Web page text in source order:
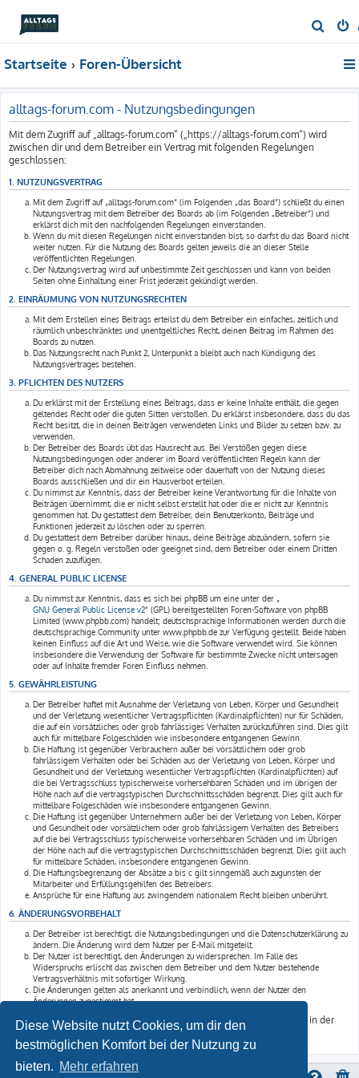
Diese Website nutzt Cookies, um dir den
bestmöglichen Komfort bei der Nutzung zu
bieten. Mehr erfahren
u
Startseite Foren-Übersicht
alltags-forum.com - Nutzungsbedingungen
Mit dem Zugriff auf „alltags-forum.com“ („https://alltags-forum.com“) wird
zwischen dir und dem Betreiber ein Vertrag mit folgenden Regelungen
geschlossen:
1. NUTZUNGSVERTRAG
Mit dem Zugriff auf „alltags-forum.com“ (im Folgenden „das Board“) schließt du einen
Nutzungsvertrag mit dem Betreiber des Boards ab (im Folgenden „Betreiber“) und
erklärst dich mit den nachfolgenden Regelungen einverstanden.
Wenn du mit diesen Regelungen nicht einverstanden bist, so darfst du das Board nicht
weiter nutzen. Für die Nutzung des Boards gelten jeweils die an dieser Stelle
veröffentlichten Regelungen.
Der Nutzungsvertrag wird auf unbestimmte Zeit geschlossen und kann von beiden
Seiten ohne Einhaltung einer Frist jederzeit gekündigt werden.
2. EINRÄUMUNG VON NUTZUNGSRECHTEN
Mit dem Erstellen eines Beitrags erteilst du dem Betreiber ein einfaches, zeitlich und
räumlich unbeschränktes und unentgeltliches Recht, deinen Beitrag im Rahmen des
Boards zu nutzen.
Das Nutzungsrecht nach Punkt 2, Unterpunkt a bleibt auch nach Kündigung des
Nutzungsvertrages bestehen.
3. PFLICHTEN DES NUTZERS
Du erklärst mit der Erstellung eines Beitrags, dass er keine Inhalte enthält, die gegen
geltendes Recht oder die guten Sitten verstoßen. Du erklärst insbesondere, dass du das
Recht besitzt, die in deinen Beiträgen verwendeten Links und Bilder zu setzen bzw. zu
verwenden.
Der Betreiber des Boards übt das Hausrecht aus. Bei Verstößen gegen diese
Nutzungsbedingungen oder anderer im Board veröffentlichten Regeln kann der
Betreiber dich nach Abmahnung zeitweise oder dauerhaft von der Nutzung dieses
Boards ausschließen und dir ein Hausverbot erteilen.
Du nimmst zur Kenntnis, dass der Betreiber keine Verantwortung für die Inhalte von
Beiträgen übernimmt, die er nicht selbst erstellt hat oder die er nicht zur Kenntnis
genommen hat. Du gestattest dem Betreiber, dein Benutzerkonto, Beiträge und
Funktionen jederzeit zu löschen oder zu sperren.
Du gestattest dem Betreiber darüber hinaus, deine Beiträge abzuändern, sofern sie
gegen o. g. Regeln verstoßen oder geeignet sind, dem Betreiber oder einem Dritten
Schaden zuzufügen.
4. GENERAL PUBLIC LICENSE
Du nimmst zur Kenntnis, dass es sich bei phpBB um eine unter der „
GNU General Public License v2“ (GPL) bereitgestellten Foren-Software von phpBB
Limited (www.phpbb.com) handelt; deutschsprachige Informationen werden durch die
deutschsprachige Community unter www.phpbb.de zur Verfügung gestellt. Beide haben
keinen Einfluss auf die Art und Weise, wie die Software verwendet wird. Sie können
insbesondere die Verwendung der Software für bestimmte Zwecke nicht untersagen
oder auf Inhalte fremder Foren Einfluss nehmen.
5. GEWÄHRLEISTUNG
Der Betreiber haftet mit Ausnahme der Verletzung von Leben, Körper und Gesundheit
und der Verletzung wesentlicher Vertragspflichten (Kardinalpflichten) nur für Schäden,
die auf ein vorsätzliches oder grob fahrlässiges Verhalten zurückzuführen sind. Dies gilt
auch für mittelbare Folgeschäden wie insbesondere entgangenen Gewinn.
Die Haftung ist gegenüber Verbrauchern außer bei vorsätzlichem oder grob
fahrlässigem Verhalten oder bei Schäden aus der Verletzung von Leben, Körper und
Gesundheit und der Verletzung wesentlicher Vertragspflichten (Kardinalpflichten) auf
die bei Vertragsschluss typischerweise vorhersehbaren Schäden und im übrigen der
Höhe nach auf die vertragstypischen Durchschnittsschäden begrenzt. Dies gilt auch für
mittelbare Folgeschäden wie insbesondere entgangenen Gewinn.
Die Haftung ist gegenüber Unternehmern außer bei der Verletzung von Leben, Körper
und Gesundheit oder vorsätzlichem oder grob fahrlässigem Verhalten des Betreibers
auf die bei Vertragsschluss typischerweise vorhersehbaren Schäden und im Übrigen
der Höhe nach auf die vertragstypischen Durchschnittsschäden begrenzt. Dies gilt auch
für mittelbare Schäden, insbesondere entgangenen Gewinn.
Die Haftungsbegrenzung der Absätze a bis c gilt sinngemäß auch zugunsten der
Mitarbeiter und Erfüllungsgehilfen des Betreibers.
Ansprüche für eine Haftung aus zwingendem nationalem Recht bleiben unberührt.
6. ÄNDERUNGSVORBEHALT
Der Betreiber ist berechtigt, die Nutzungsbedingungen und die Datenschutzerklärung zu
ändern. Die Änderung wird dem Nutzer per E-Mail mitgeteilt.
Der Nutzer ist berechtigt, den Änderungen zu widersprechen. Im Falle des
Widerspruchs erlischt das zwischen dem Betreiber und dem Nutzer bestehende
Vertragsverhältnis mit sofortiger Wirkung.
Die Änderungen gelten als anerkannt und verbindlich, wenn der Nutzer den
Änderungen zugestimmt hat.
Informationen über den Umgang mit deinen persönlichen Daten sind in der
Datenschutzerklärung enthalten.